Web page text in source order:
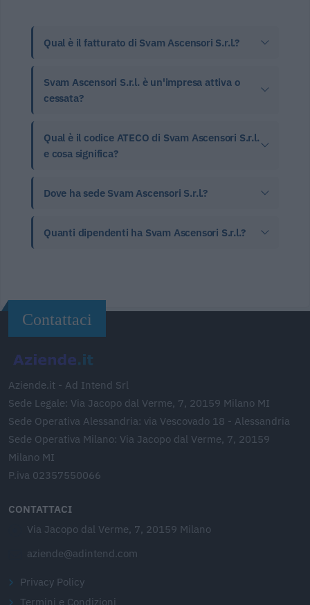
Qual è il fatturato di Svam Ascensori S.r.l.?
Svam Ascensori S.r.l. è un'impresa attiva o
cessata?
Qual è il codice ATECO di Svam Ascensori S.r.l.
e cosa significa?
Dove ha sede Svam Ascensori S.r.l.?
Quanti dipendenti ha Svam Ascensori S.r.l.?
Contattaci
Aziende.it - Ad Intend Srl
Sede Legale: Via Jacopo dal Verme, 7, 20159 Milano MI
Sede Operativa Alessandria: via Vescovado 18 - Alessandria
Sede Operativa Milano: Via Jacopo dal Verme, 7, 20159
Milano MI
P.iva 02357550066
CONTATTACI
Via Jacopo dal Verme, 7, 20159 Milano
aziende@adintend.com
Privacy Policy
Termini e Condizioni